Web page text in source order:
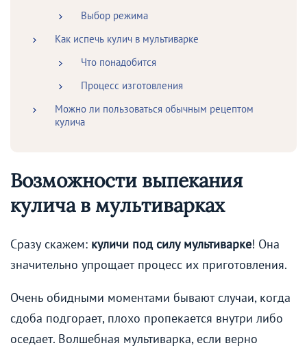
Выбор режима
Как испечь кулич в мультиварке
Что понадобится
Процесс изготовления
Можно ли пользоваться обычным рецептом
кулича
Возможности выпекания
кулича в мультиварках
Сразу скажем: куличи под силу мультиварке! Она
значительно упрощает процесс их приготовления.
Очень обидными моментами бывают случаи, когда
сдоба подгорает, плохо пропекается внутри либо
оседает. Волшебная мультиварка, если верно